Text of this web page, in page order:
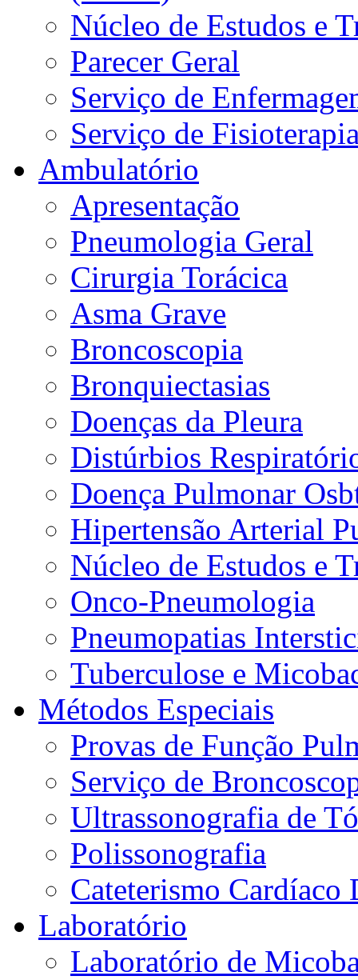
Núcleo de Estudos e
Parecer Geral
Serviço de
Serviço de
Ambulatório
Apresentação
Pneumologia Geral
Cirurgia Torácica
Asma Grave
Broncoscopia
Bronquiectasias
Doenças da Pleura
Distúrbios
Doença Pulmonar
Hipertensão Arterial
Núcleo de Estudos e
Onco-Pneumologia
Pneumopatias
Tuberculose e
Métodos Especiais
Provas de Função
Serviço de
Ultrassonografia de
Polissonografia
Cateterismo Cardíaco
Laboratório
Laboratório de